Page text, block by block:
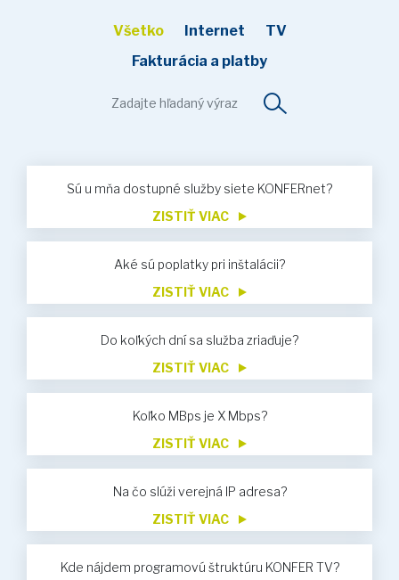
Všetko Internet
TV
Fakturácia a platby
Sú u mňa dostupné služby siete KONFERnet?
ZISTIŤ VIAC
Aké sú poplatky pri inštalácii?
ZISTIŤ VIAC
Do koľkých dní sa služba zriaďuje?
ZISTIŤ VIAC
Koľko MBps je X Mbps?
ZISTIŤ VIAC
Na čo slúži verejná IP adresa?
ZISTIŤ VIAC
Kde nájdem programovú štruktúru KONFER TV?